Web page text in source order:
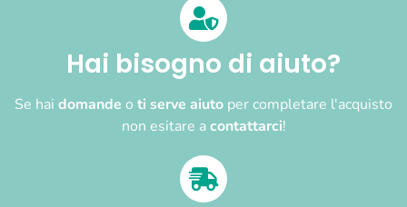
Hai bisogno di aiuto?
Se hai domande o ti serve aiuto per completare l'acquisto
non esitare acontattarci!